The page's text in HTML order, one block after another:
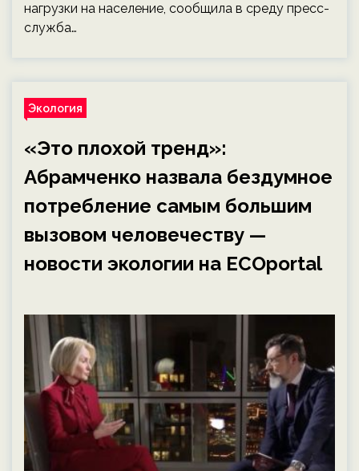
нагрузки на население, сообщила в среду пресс-
служба…
Экология
«Это плохой тренд»:
Абрамченко назвала бездумное
потребление самым большим
вызовом человечеству —
новости экологии на ECOportal